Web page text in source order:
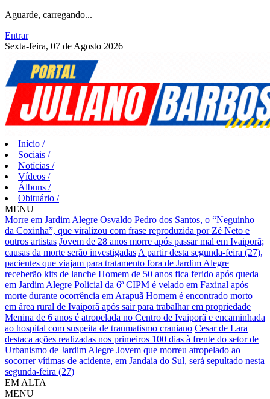
Aguarde, carregando...
Entrar
Sexta-feira, 07 de Agosto 2026
Início /
Sociais /
Notícias /
Vídeos /
Álbuns /
Obituário /
MENU
Morre em Jardim Alegre Osvaldo Pedro dos Santos, o “Neguinho
da Coxinha”, que viralizou com frase reproduzida por Zé Neto e
outros artistas Jovem de 28 anos morre após passar mal em Ivaiporã;
causas da morte serão investigadas A partir desta segunda-feira (27),
pacientes que viajam para tratamento fora de Jardim Alegre
receberão kits de lanche Homem de 50 anos fica ferido após queda
em Jardim Alegre Policial da 6ª CIPM é velado em Faxinal após
morte durante ocorrência em Arapuã Homem é encontrado morto
em área rural de Ivaiporã após sair para trabalhar em propriedade
Menina de 6 anos é atropelada no Centro de Ivaiporã e encaminhada
ao hospital com suspeita de traumatismo craniano Cesar de Lara
destaca ações realizadas nos primeiros 100 dias à frente do setor de
Urbanismo de Jardim Alegre Jovem que morreu atropelado ao
socorrer vítimas de acidente, em Jandaia do Sul, será sepultado nesta
segunda-feira (27)
EM ALTA
MENU